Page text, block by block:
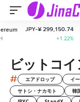
¥ 299,150.74
ビットコイ
# エアドロップ イ
サトシ・ナカモト
韓